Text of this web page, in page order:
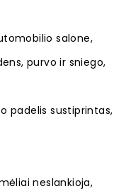
salone,
purvo ir sniego,
padelis sustiprintas,
neslankioja,